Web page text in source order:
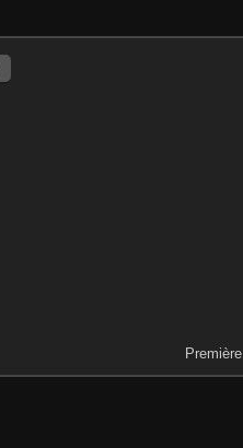
Première